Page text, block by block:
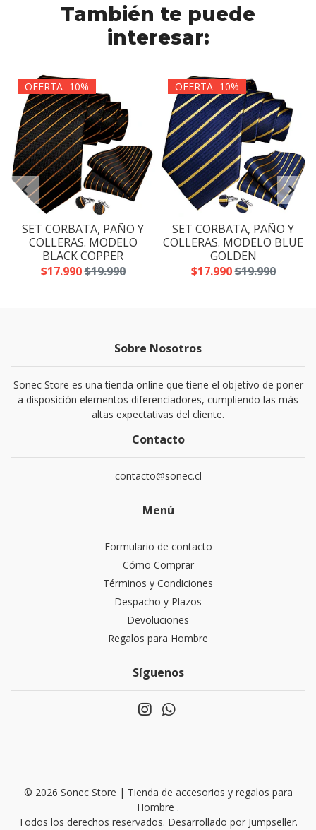
También te puede
interesar:
OFERTA -10%
SET CORBATA, PAÑO Y
COLLERAS. MODELO
BLACK COPPER
$17.990$19.990
OFERTA -10%
SET CORBATA, PAÑO Y
COLLERAS. MODELO BLUE
GOLDEN
$17.990$19.990
Sobre Nosotros
Sonec Store es una tienda online que tiene el objetivo de poner
a disposición elementos diferenciadores, cumpliendo las más
altas expectativas del cliente.
Contacto
contacto@sonec.cl
Menú
Formulario de contacto
Cómo Comprar
Términos y Condiciones
Despacho y Plazos
Devoluciones
Regalos para Hombre
Síguenos
© 2026 Sonec Store | Tienda de accesorios y regalos para
Hombre .
Todos los derechos reservados. Desarrollado por Jumpseller.